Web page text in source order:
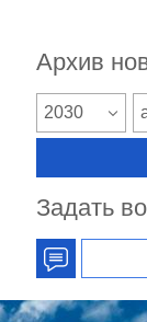
Архив
2030
Задать